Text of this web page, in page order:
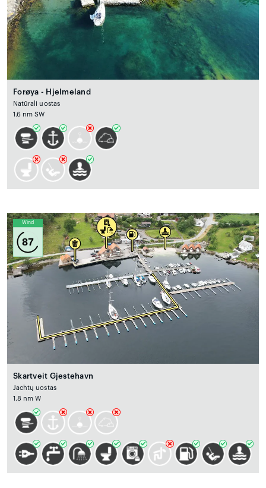
Forøya - Hjelmeland
Natūrali uostas
1.6 nm SW
Wind
87
Skartveit Gjestehavn
Jachtų uostas
1.8 nm W